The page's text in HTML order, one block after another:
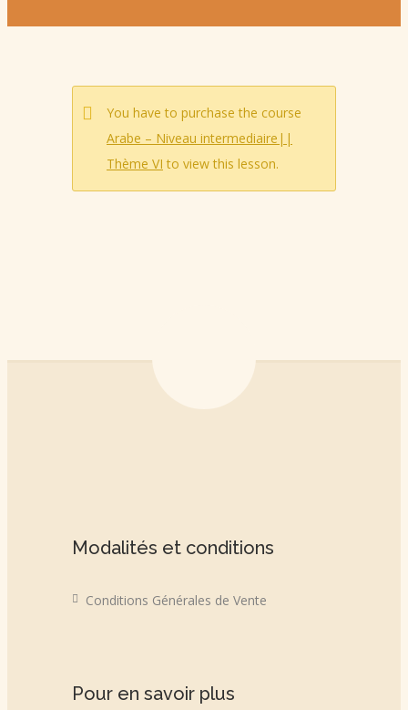
You have to purchase the course
Arabe – Niveau intermediaire||
Thème VI to view this lesson.
Modalités et conditions
Conditions Générales de Vente
Pour en savoir plus